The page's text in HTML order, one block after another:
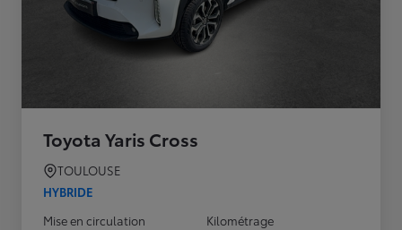
Toyota Yaris Cross
TOULOUSE
HYBRIDE
Mise en circulation
Kilométrage